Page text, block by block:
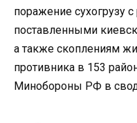
поражение сухогрузу
поставленными
а также скоплениям
противника в 153
Минобороны РФ в